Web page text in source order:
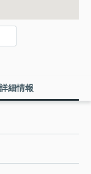
詳細情報